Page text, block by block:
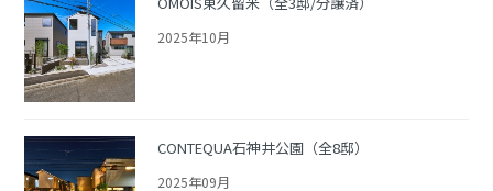
2025年10月
CONTEQUA石神井公園（全8邸）
2025年09月